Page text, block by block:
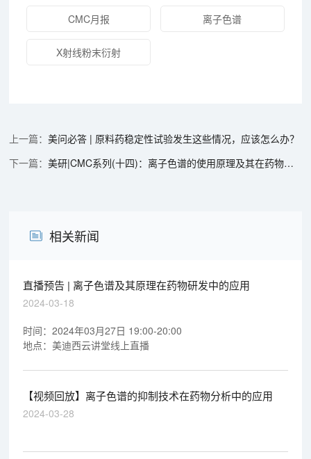
CMC月报 离子色谱
X射线粉末衍射
美问必答 | 原料药稳定性试验发生这些情况，应该怎么办？
美研|CMC系列(十四)：离子色谱的使用原理及其在药物研发中的应用
相关新闻
直播预告 | 离子色谱及其原理在药物研发中的应用
2024-03-18
时间：2024年03月27日 19:00-20:00
地点：美迪西云讲堂线上直播
【视频回放】离子色谱的抑制技术在药物分析中的应用
2024-03-28